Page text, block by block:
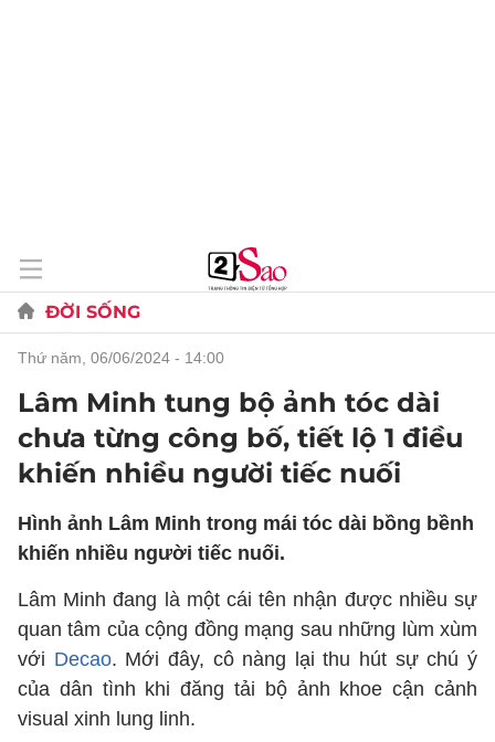
ĐỜI SỐNG
thứ năm, 06/06/2024 - 14:00
Lâm Minh tung bộ ảnh tóc dài
chưa từng công bố, tiết lộ 1 điều
khiến nhiều người tiếc nuối
Hình ảnh Lâm Minh trong mái tóc dài bồng bềnh
khiến nhiều người tiếc nuối.
Lâm Minh đang là một cái tên nhận được nhiều sự
quan tâm của cộng đồng mạng sau những lùm xùm
với Decao. Mới đây, cô nàng lại thu hút sự chú ý
của dân tình khi đăng tải bộ ảnh khoe cận cảnh
visual xinh lung linh.